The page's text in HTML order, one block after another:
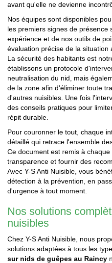
avant qu'elle ne devienne
Nos équipes sont disponibles
les premiers signes de présence
expérience et de nos outils de
évaluation précise de la
La sécurité des habitants est
établissons un protocole
neutralisation du nid, mais
de la zone afin d'éliminer toute
d'autres nuisibles. Une fois
des conseils pratiques pour
répit durable.
Pour couronner le tout, chaque
détaillé qui retrace l'ensemble
Ce document est remis à
transparence et fournir des
Avec Y-S Anti Nuisible, vous
détection à la prévention, en
d'urgence à tout moment.
Nos solutions
nuisibles
Chez Y-S Anti Nuisible, nous
solutions adaptées à tous les
sur nids de guêpes au Raincy